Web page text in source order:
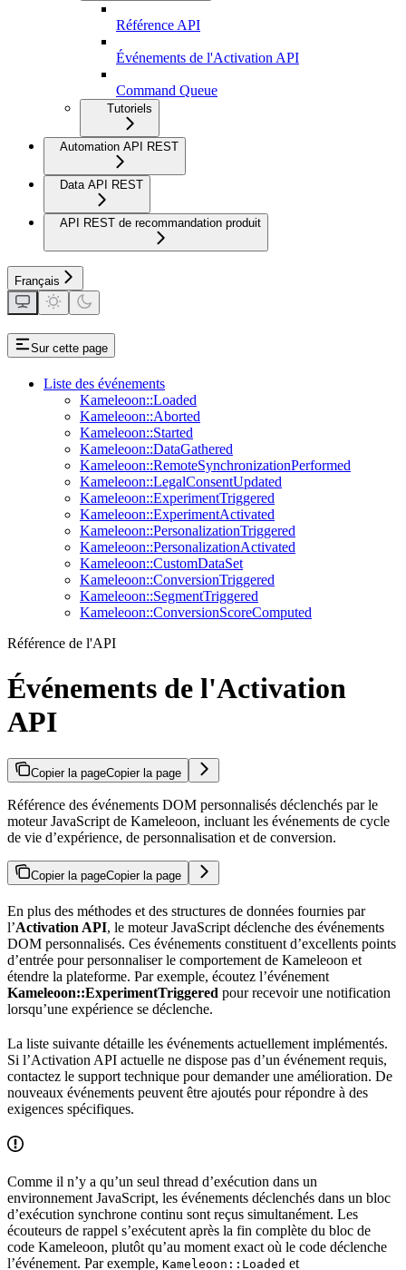
Référence API
Événements de l'Activation API
Command Queue
Tutoriels
Automation API REST
Data API REST
API REST de recommandation produit
Français
Sur cette page
Liste des événements
Kameleoon::Loaded
Kameleoon::Aborted
Kameleoon::Started
Kameleoon::DataGathered
Kameleoon::RemoteSynchronizationPerformed
Kameleoon::LegalConsentUpdated
Kameleoon::ExperimentTriggered
Kameleoon::ExperimentActivated
Kameleoon::PersonalizationTriggered
Kameleoon::PersonalizationActivated
Kameleoon::CustomDataSet
Kameleoon::ConversionTriggered
Kameleoon::SegmentTriggered
Kameleoon::ConversionScoreComputed
Référence de l'API
Événements de l'Activation
API
Copier la pageCopier la page
Référence des événements DOM personnalisés déclenchés par le
moteur JavaScript de Kameleoon, incluant les événements de cycle
de vie d’expérience, de personnalisation et de conversion.
Copier la pageCopier la page
En plus des méthodes et des structures de données fournies par
l’Activation API, le moteur JavaScript déclenche des événements
DOM personnalisés. Ces événements constituent d’excellents points
d’entrée pour personnaliser le comportement de Kameleoon et
étendre la plateforme. Par exemple, écoutez l’événement
Kameleoon::ExperimentTriggered pour recevoir une notification
lorsqu’une expérience se déclenche.
La liste suivante détaille les événements actuellement implémentés.
Si l’Activation API actuelle ne dispose pas d’un événement requis,
contactez le support technique pour demander une amélioration. De
nouveaux événements peuvent être ajoutés pour répondre à des
exigences spécifiques.
Comme il n’y a qu’un seul thread d’exécution dans un
environnement JavaScript, les événements déclenchés dans un bloc
d’exécution synchrone continu sont reçus simultanément. Les
écouteurs de rappel s’exécutent après la fin complète du bloc de
code Kameleoon, plutôt qu’au moment exact où le code déclenche
l’événement. Par exemple, Kameleoon::Loaded et